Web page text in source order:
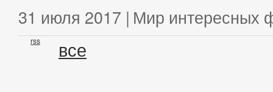
31 июля 2017 | Мир интересных
rss все